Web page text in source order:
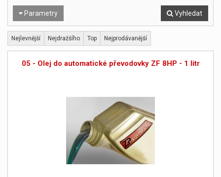
Parametry Vyhledat
Nejlevnější Nejdražšího Top Nejprodávanější
05 - Olej do automatické převodovky ZF 8HP - 1 litr